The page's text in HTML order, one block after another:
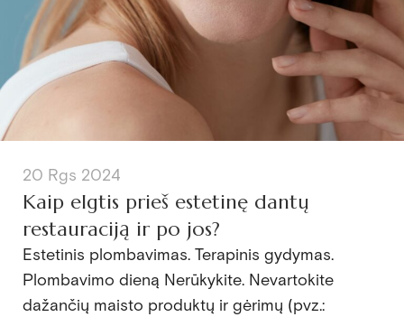
20 Rgs 2024
Kaip elgtis prieš estetinę dantų
restauraciją ir po jos?
Estetinis plombavimas. Terapinis gydymas.
Plombavimo dieną Nerūkykite. Nevartokite
dažančių maisto produktų ir gėrimų (pvz.: